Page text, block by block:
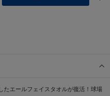
たエールフェイスタオルが復活！球場